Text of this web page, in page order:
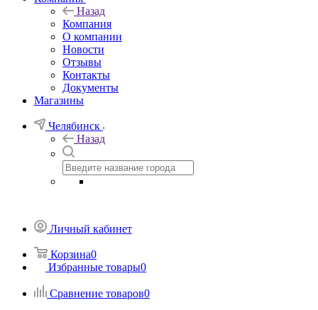
Назад
Компания
О компании
Новости
Отзывы
Контакты
Документы
Магазины
Челябинск
Назад
Личный кабинет
Корзина0
Избранные товары0
Сравнение товаров0